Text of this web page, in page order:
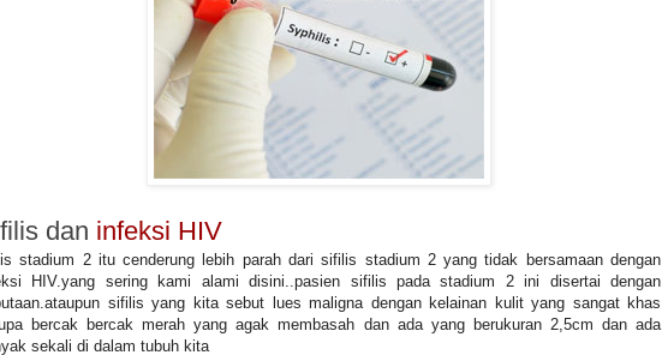
dan infeksi HIV
stadium 2 itu cenderung lebih parah dari sifilis stadium 2 yang tidak bersamaan dengan
HIV.yang sering kami alami disini..pasien sifilis pada stadium 2 ini disertai dengan
sifilis yang kita sebut lues maligna dengan kelainan kulit yang sangat khas
bercak bercak merah yang agak membasah dan ada yang berukuran 2,5cm dan ada
sekali di dalam tubuh kita